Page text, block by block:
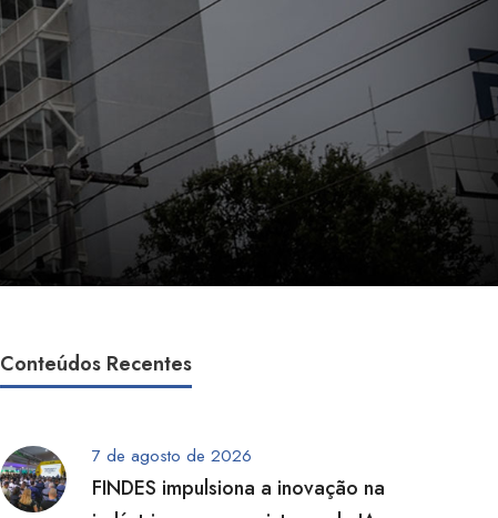
Conteúdos Recentes
7 de agosto de 2026
FINDES impulsiona a inovação na